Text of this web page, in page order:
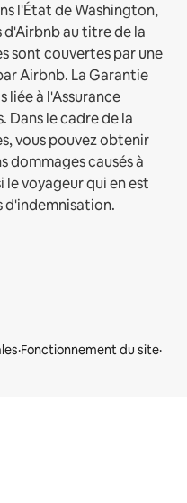
l'État de Washington,
au titre de la
sont couvertes par une
Airbnb. La Garantie
liée à l'Assurance
Dans le cadre de la
vous pouvez obtenir
dommages causés à
voyageur qui en est
d'indemnisation.
·Fonctionnement du site·